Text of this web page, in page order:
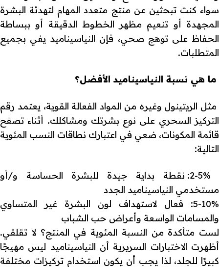
سواء كنت تبحثين عن منتج متعدد المهام لتهدئة البشرة
المجهدة أو تنعيم مظهر الخطوط الدقيقة أو ببساطة
الحفاظ على توهج صحي، فإن النياسيناميد يفي بجميع
المتطلبات.
ما هي نسبة النياسيناميد الأفضل؟
مثل الريتينول وغيره من المواد الفعالة القوية، يعتمد رقم
التركيز السحري على نوع بشرتك ومشاكلك. أثناء تصفح
قائمة المكونات، ضعي في اعتبارك نطاقات النسب المئوية
التالية:
2-5%: نقطة بداية جيدة للبشرة الحساسة و/أو
مستخدمي النياسيناميد الجدد
5-10%: فعال لاستهداف لون البشرة غير المتساوي
والمسامات الواسعة وأعراض حب الشباب
لست متأكدة من النسبة المئوية في المنتج؟ لا تقلقي.
أظهرت الاختبارات السريرية أن النياسيناميد ليس مهيجًا
كبيرًا للجلد، لذا يجب أن يكون استخدام تركيزات مختلفة